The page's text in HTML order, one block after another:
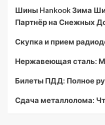
Шины Hankook Зима
Партнёр на Снежных
Скупка и прием
Нержавеющая сталь:
Билеты ПДД: Полное
Сдача металлолома: